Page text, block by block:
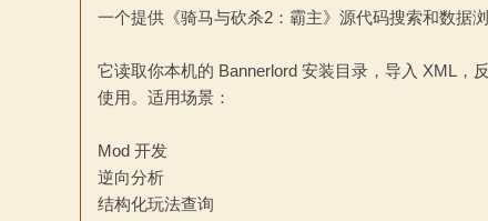
一个提供《骑马与砍杀2：霸主》源代码搜索和数据
它读取你本机的 Bannerlord 安装目录，导入 XML，
使用。适用场景：
Mod 开发
逆向分析
结构化玩法查询